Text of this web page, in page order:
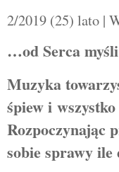
2/2019 (25) lato |
…od Serca
Muzyka
śpiew i
Rozpoczynając
sobie sprawy ile